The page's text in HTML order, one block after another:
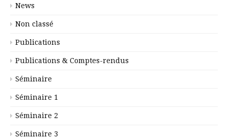
News
Non classé
Publications
Publications & Comptes-rendus
Séminaire
Séminaire 1
Séminaire 2
Séminaire 3